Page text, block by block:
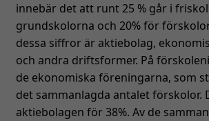
innebär det att runt 25 % går i
grundskolorna och 20% för
dessa siffror är aktiebolag,
och andra driftsformer. På
de ekonomiska föreningarna, som
det sammanlagda antalet förskolor.
aktiebolagen för 38%. Av de